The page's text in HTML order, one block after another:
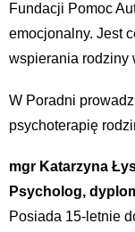
Fundacji Pomoc
emocjonalny. Jest
wspierania rodziny
W Poradni
psychoterapię
mgr Katarzyna
Psycholog,
Posiada 15-letnie